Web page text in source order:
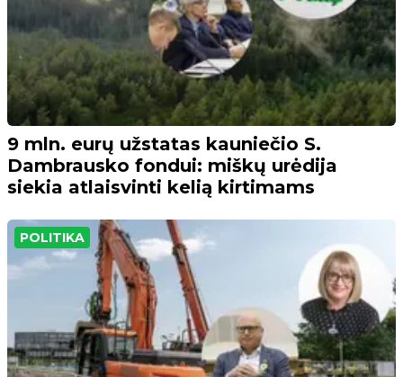
9 mln. eurų užstatas kauniečio S.
Dambrausko fondui: miškų urėdija
siekia atlaisvinti kelią kirtimams
POLITIKA